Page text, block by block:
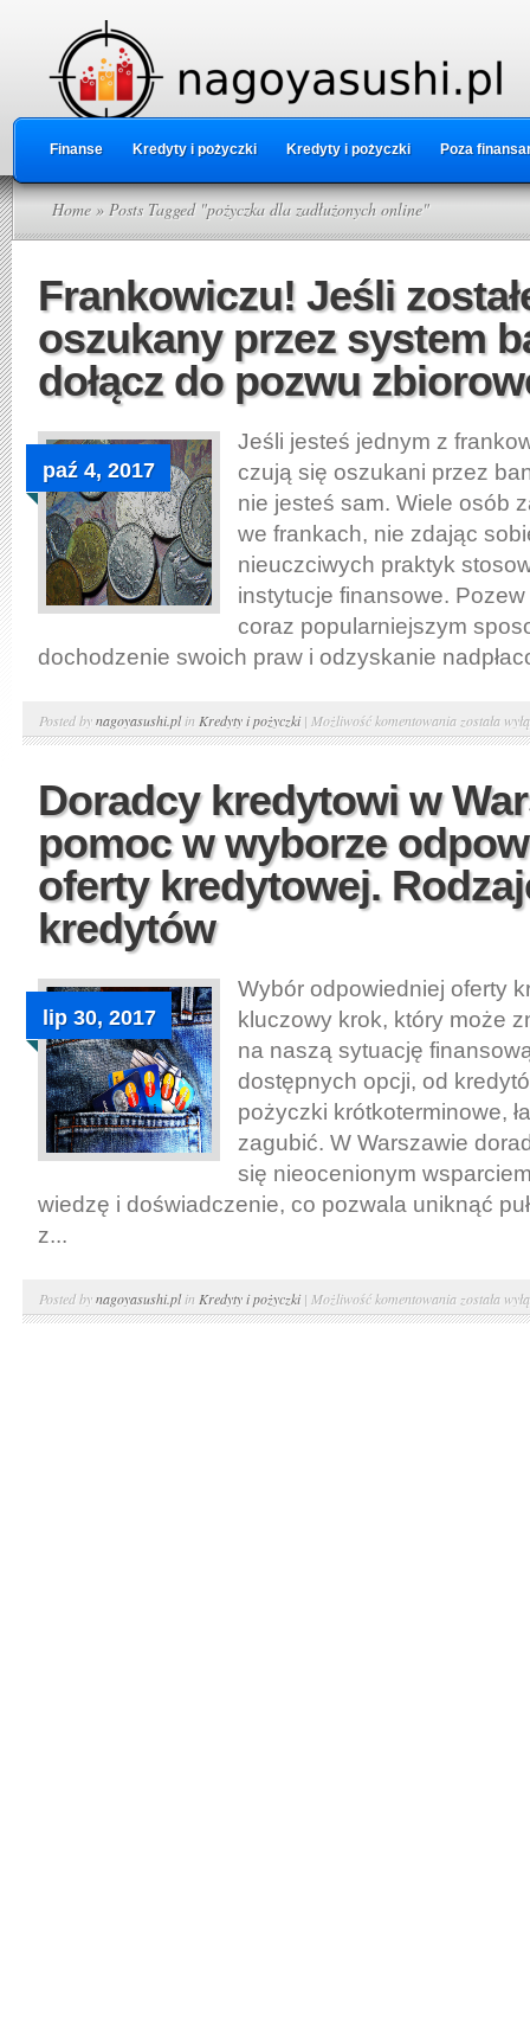
Finanse Kredyty i pożyczki Kredyty i pożyczki Poza
Home » Posts Tagged "pożyczka dla zadłużonych online"
Frankowiczu! Jeśli
oszukany przez system
dołącz do pozwu
paź 4, 2017
Jeśli jesteś jednym z
czują się oszukani przez
nie jesteś sam. Wiele osób
we frankach, nie zdając
nieuczciwych praktyk
instytucje finansowe.
coraz popularniejszym
dochodzenie swoich praw i odzyskanie
Posted bynagoyasushi.plin Kredyty i pożyczki| Możliwość komentowania
Jeśli
oszukany
przez
system
bankowy,
zbiorowego.
została
Doradcy kredytowi w
pomoc w wyborze
oferty kredytowej.
kredytów
lip 30, 2017
Wybór odpowiedniej oferty
kluczowy krok, który może
na naszą sytuację
dostępnych opcji, od
pożyczki krótkoterminowe,
zagubić. W Warszawie
się nieocenionym
wiedzę i doświadczenie, co pozwala uniknąć
z...
Posted bynagoyasushi.plin Kredyty i pożyczki| Możliwość komentowania Doradcy
kredytowi
została